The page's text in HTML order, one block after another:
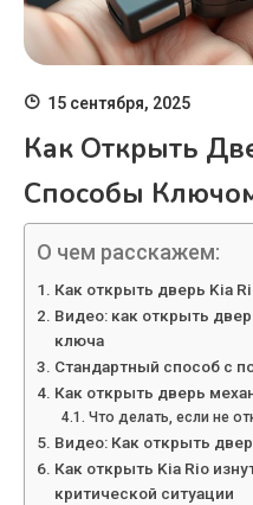
15 сентября, 2025
Как Открыть
Способы
О чем расскажем:
Как открыть дверь Kia
Видео: как открыть
ключа
Стандартный способ с
Как открыть дверь
Что делать, если не
Видео: Как открыть
Как открыть Kia Rio
критической ситуации